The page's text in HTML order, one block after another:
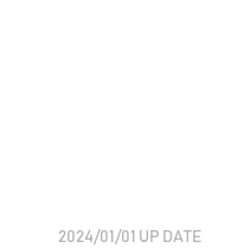
2024/01/01 UP DATE